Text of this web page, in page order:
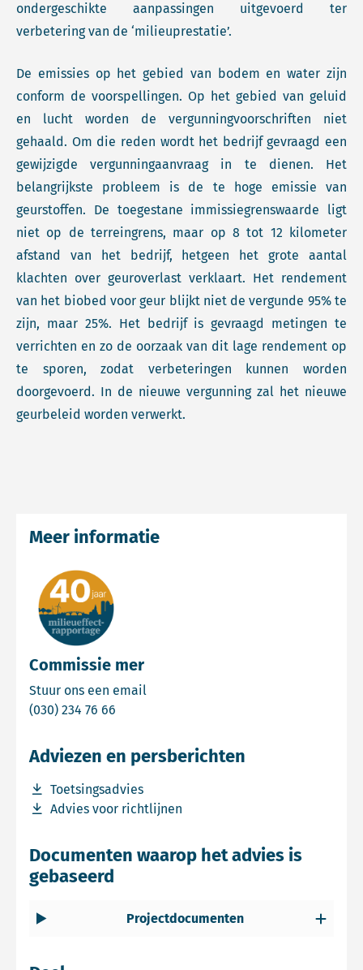
ondergeschikte aanpassingen uitgevoerd ter
verbetering van de ‘milieuprestatie’.
De emissies op het gebied van bodem en water zijn
conform de voorspellingen. Op het gebied van geluid
en lucht worden de vergunningvoorschriften niet
gehaald. Om die reden wordt het bedrijf gevraagd een
gewijzigde vergunningaanvraag in te dienen. Het
belangrijkste probleem is de te hoge emissie van
geurstoffen. De toegestane immissiegrenswaarde ligt
niet op de terreingrens, maar op 8 tot 12 kilometer
afstand van het bedrijf, hetgeen het grote aantal
klachten over geuroverlast verklaart. Het rendement
van het biobed voor geur blijkt niet de vergunde 95% te
zijn, maar 25%. Het bedrijf is gevraagd metingen te
verrichten en zo de oorzaak van dit lage rendement op
te sporen, zodat verbeteringen kunnen worden
doorgevoerd. In de nieuwe vergunning zal het nieuwe
geurbeleid worden verwerkt.
Commissie mer
Stuur ons een email
(030) 234 76 66
Meer informatie
Adviezen en persberichten
Toetsingsadvies
Download bestand Toetsingsadvies
Advies voor richtlijnen
Download bestand Advies voor richtlijnen
Documenten waarop het advies is
gebaseerd
Projectdocumenten